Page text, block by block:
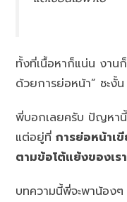
ทั้งที่เนื้อหาก็แน่น งาน
ด้วยการย่อหน้า” ซะงั้น
พี่บอกเลยครับ ปัญหานี้
แต่อยู่ที่การย่อหน้าเ
ตามข้อโต้แย้งของเร
บทความนี้พี่จะพาน้องๆ